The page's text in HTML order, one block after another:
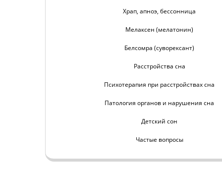
Храп, апноэ, бессонница
Мелаксен (мелатонин)
Белсомра (суворексант)
Расстройства сна
Психотерапия при расстройствах сна
Патология органов и нарушения сна
Детский сон
Частые вопросы